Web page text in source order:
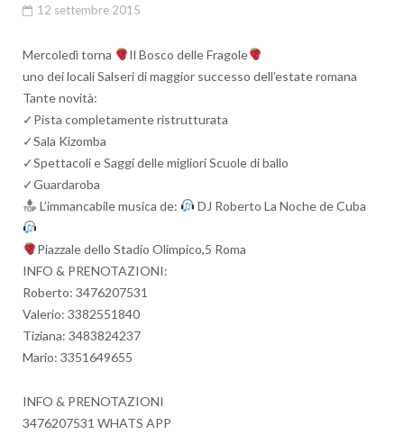
12 settembre 2015
Mercoledì torna
Il Bosco delle Fragole
uno dei locali Salseri di maggior successo dell’estate romana
Tante novità:
✓Pista completamente ristrutturata
✓Sala Kizomba
✓Spettacoli e Saggi delle migliori Scuole di ballo
✓Guardaroba
L’immancabile musica de:
DJ Roberto La Noche de Cuba
Piazzale dello Stadio Olimpico,5 Roma
INFO & PRENOTAZIONI:
Roberto: 3476207531
Valerio: 3382551840
Tiziana: 3483824237
Mario: 3351649655
INFO & PRENOTAZIONI
3476207531 WHATS APP